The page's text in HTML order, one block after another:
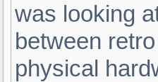
was looking
between
physical